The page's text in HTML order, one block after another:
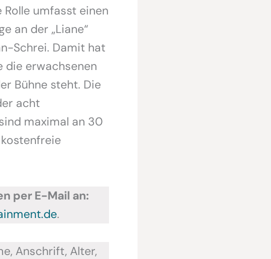
umfasst einen
an der „Liane“
Schrei. Damit hat
die erwachsenen
Bühne steht. Die
acht
maximal an 30
per E-Mail an:
.
Anschrift, Alter,